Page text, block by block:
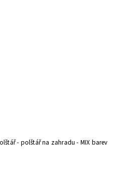
- polštář na zahradu - MIX barev